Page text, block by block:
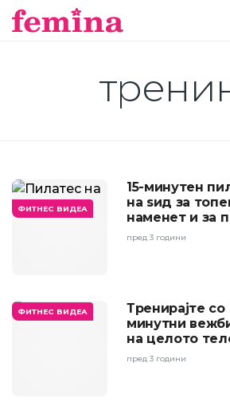
ФИТНЕС ВИДЕА
15-минутен
на ѕид за
наменет и за
пред 3 години
ФИТНЕС ВИДЕА
Тренирајте
минутни
на целото
пред 3 години